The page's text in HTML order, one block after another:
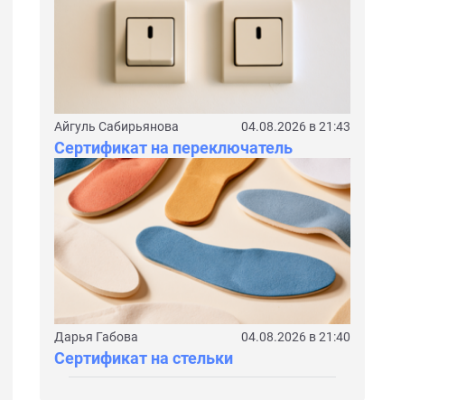
Айгуль Сабирьянова 04.08.2026 в 21:43
Сертификат на переключатель
Дарья Габова 04.08.2026 в 21:40
Сертификат на стельки